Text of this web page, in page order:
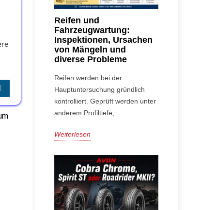
Reifen und
Fahrzeugwartung:
Inspektionen, Ursachen
von Mängeln und
diverse Probleme
Reifen werden bei der
Hauptuntersuchung gründlich
kontrolliert. Geprüft werden unter
anderem Profiltiefe,...
Weiterlesen